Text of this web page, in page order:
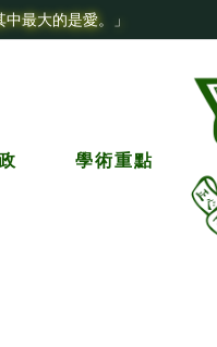
最大的是愛。」
學術重點